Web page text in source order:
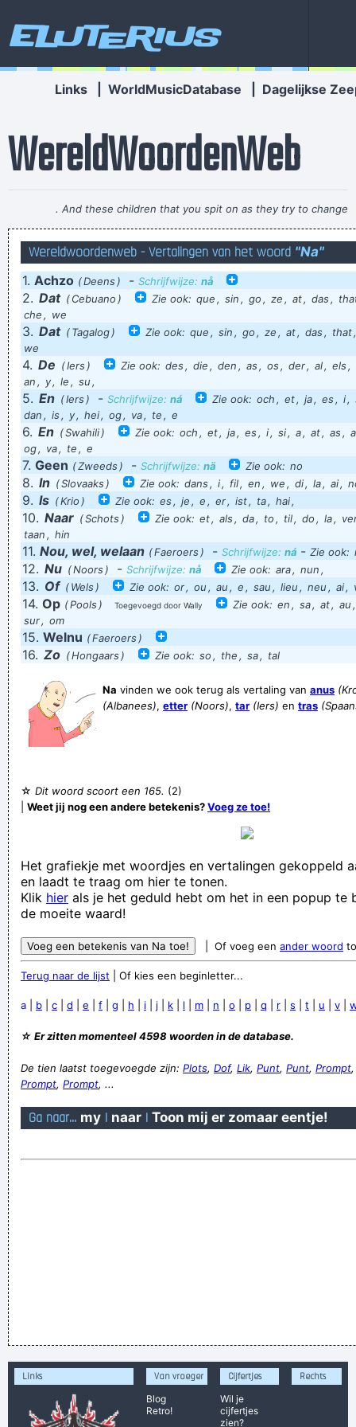
Eluterius
Links WorldMusicDatabase Dagelijkse
WereldWoordenWeb
. And these children that you spit on as they try to change
their worlds, they are immune to your consultations, they´ re
quite aware of what they´ re going through.~ David Bowie
Prof. Drs. Sergov Barinek Bastian Klemonzrud Jormeidt
Allochtre
Zolang dit totaal gedeformeerde mens heilig is blijft de RK-
joa die wiever die sjiete heiop en gebruke dan een rol
huuskespapeer
Zet uw sacoche ergens anders neer TRUT!
we gaan volgende week zwemmen tussen de zwammen!
comrade conrad
Alle venters hadden eigen cavias...
Technologie heeft haar grenezn: hoe slimmer onze spullen,
Computers: why are mine always shite?
De Zwitsere goalgetter blikt terug op zijn carrière tot noch
toe en op zijn eerste maanden bij blauw-wit', aldus Genk.
dode vissen gaan met de stroom mee
KabouterBob: Bluvn afgoan
En dat los je dan maar op door zomaar wat mensen voor de
zot te houden of hoe moet ik het zien!?
Wereldwoordenweb - Vertalingen van het woord "Na"
1. Achzo (Deens ) - Schrijfwijze: nå
2. Dat (Cebuano ) Zie ook: que , sin , go , ze , at, das,
che , we
3. Dat (Tagalog) Zie ook: que , sin , go , ze , at, das , that
we
4. De (Iers) Zie ook: des, die , den , as, os, der, al, els,
an , y, le , su ,
5. En (Iers ) - Schrijfwijze: ná Zie ook: och , et, ja, es , i,
dan , is , y, hei, og, va, te , e
6. En (Swahili) Zie ook: och , et, ja, es, i, si, a, at, as,
og, va, te , e
7. Geen (Zweeds ) - Schrijfwijze: nä Zie ook: no
8. In (Slovaaks) Zie ook: dans, i, fil, en , we , di, la, ai,
9. Is (Krio ) Zie ook: es , je , e , er, ist, ta, hai,
10. Naar (Schots) Zie ook: et, als, da, to , til, do , la,
taan , hin
11. Nou, wel, welaan (Faeroers ) - Schrijfwijze: ná - Zie ook:
12. Nu (Noors) - Schrijfwijze: nå Zie ook: ara, nun ,
13. Of (Wels ) Zie ook: or, ou , au , e , sau , lieu , neu , ai,
14. Op (Pools) Toegevoegd door Wally Zie ook: en , sa, at, au
sur, om
15. Welnu (Faeroers )
16. Zo (Hongaars) Zie ook: so , the , sa, tal
Na vinden we ook terug als vertaling van anus
(Albanees), etter (Noors), tar (Iers) en tras
☆ Dit woord scoort een 165. (2)
Weet jij nog een andere betekenis?Voeg ze toe!
Het grafiekje met woordjes en vertalingen gekoppeld
en laadt te traag om hier te tonen.
Klik hier als je het geduld hebt om het in een popup te
de moeite waard!
| Of voeg een ander woord
Terug naar de lijst | Of kies een beginletter...
a b c d e f g h i j k l m n o p q r s t u v
☆ Er zitten momenteel 4598 woorden in de database.
De tien laatst toegevoegde zijn: Plots, Dof, Lik, Punt, Punt, Prompt
Prompt, Prompt, ...
Ga naar... my | naar | Toon mij er zomaar eentje!
Links
Van vroeger
Blog
Retro!
Cijfertjes
Wil je
cijfertjes
zien?
Rechts